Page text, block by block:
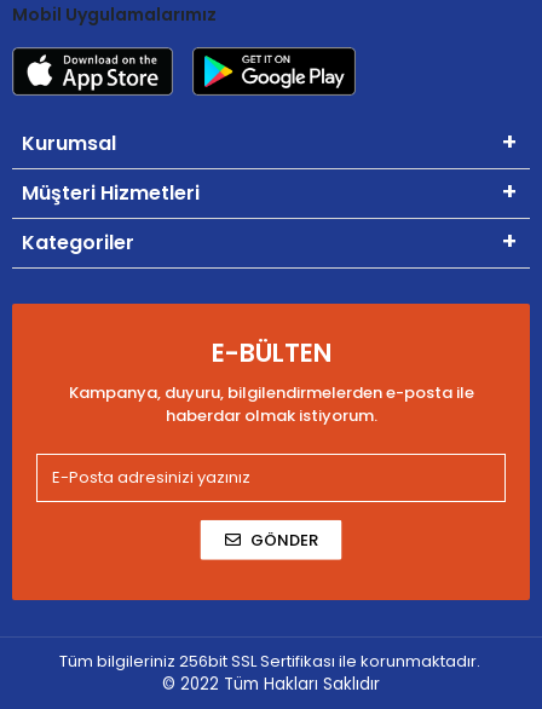
Mobil Uygulamalarımız
Kurumsal
Müşteri Hizmetleri
Kategoriler
E-BÜLTEN
Kampanya, duyuru, bilgilendirmelerden e-posta ile
haberdar olmak istiyorum.
GÖNDER
Tüm bilgileriniz 256bit SSL Sertifikası ile korunmaktadır.
© 2022 Tüm Hakları Saklıdır